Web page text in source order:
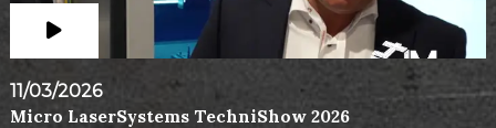
11/03/2026
Micro LaserSystems TechniShow 2026